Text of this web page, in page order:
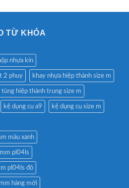
TỪ KHÓA
nhựa kín
2 phuy khay nhựa hiệp thành size m
tùng hiệp thành trung size m
kệ dụng cụ a9 kệ dụng cụ size m
màu xanh
pl04ls
pl04ls đỏ
hàng mới